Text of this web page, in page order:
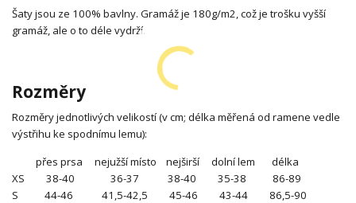
Šaty jsou ze 100% bavlny. Gramáž je 180g/m2, což je trošku vyšší
gramáž, ale o to déle vydrží.
Rozměry
Rozměry jednotlivých velikostí (v cm; délka měřená od ramene vedle
výstřihu ke spodnímu lemu):
přes prsa nejužší místo nejširší dolní lem délka
XS 38-40 36-37 38-40 35-38 86-89
S 44-46 41,5-42,5 45-46 43-44 86,5-90